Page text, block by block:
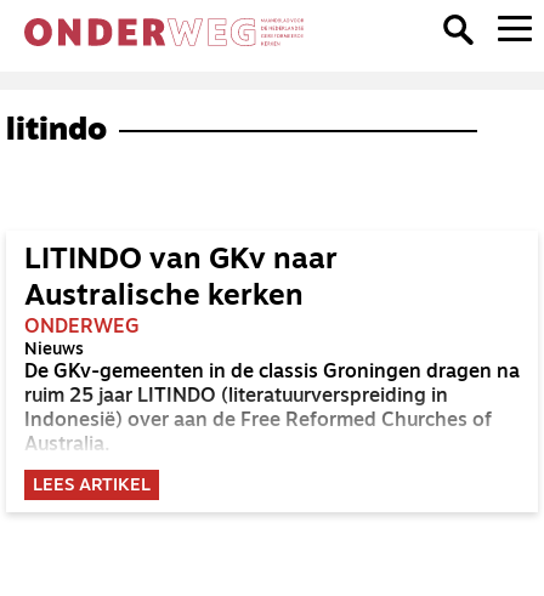
litindo
LITINDO van GKv naar
Australische kerken
ONDERWEG
Nieuws
De GKv-gemeenten in de classis Groningen dragen na
ruim 25 jaar LITINDO (literatuurverspreiding in
Indonesië) over aan de Free Reformed Churches of
Australia.
LEES ARTIKEL